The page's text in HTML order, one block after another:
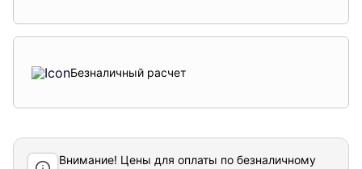
Безналичный расчет
Внимание! Цены для оплаты по безналичному